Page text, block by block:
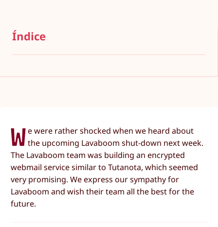
Índice
W e were rather shocked when we heard about
the upcoming Lavaboom shut-down next week.
The Lavaboom team was building an encrypted
webmail service similar to Tutanota, which seemed
very promising. We express our sympathy for
Lavaboom and wish their team all the best for the
future.